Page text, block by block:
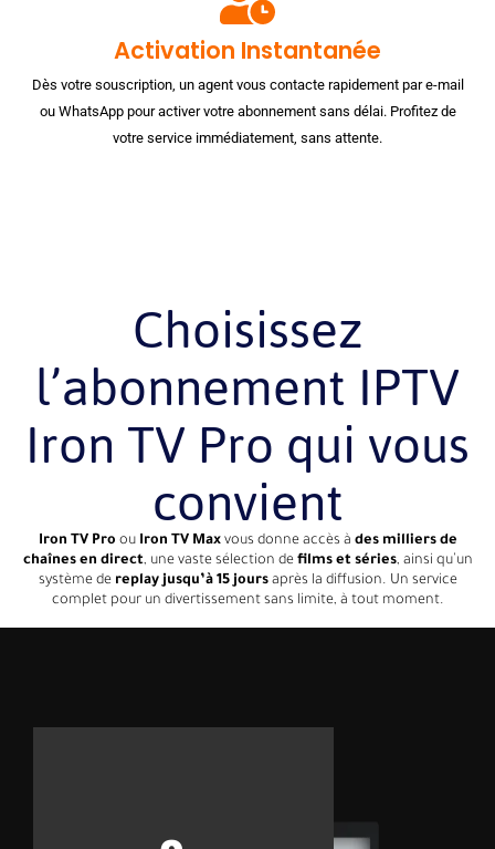
Activation Instantanée
Dès votre souscription, un agent vous contacte rapidement par e-mail
ou WhatsApp pour activer votre abonnement sans délai. Profitez de
votre service immédiatement, sans attente.
Choisissez
l’abonnement IPTV
Iron TV Pro qui vous
convient
Iron TV Pro ou Iron TV Maxvous donne accès à des milliers de
chaînes en direct, une vaste sélection de films et séries, ainsi qu’un
système de replay jusqu’à 15 joursaprès la diffusion. Un service
complet pour un divertissement sans limite, à tout moment.